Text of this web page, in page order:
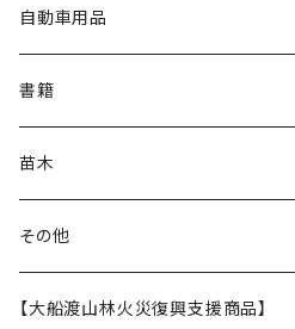
白漆
マスク
バッジ
バッグ
ステンレスボトル
自動車用品
書籍
苗木
その他
うるし茶
【大船渡山林火災復興支援商品】